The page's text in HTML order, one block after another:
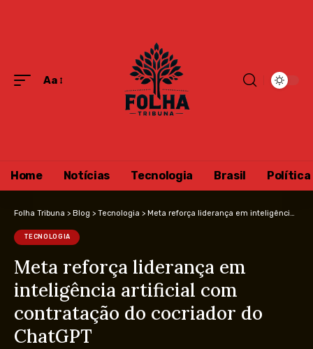
Aa
Home Notícias Tecnologia Brasil Política
Folha Tribuna > Blog > Tecnologia > Meta reforça liderança em inteligência artificial com contratação do cocriador do ChatGPT
TECNOLOGIA
Meta reforça liderança em
inteligência artificial com
contratação do cocriador do
ChatGPT